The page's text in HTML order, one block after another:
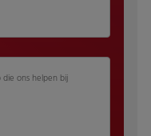
ons helpen bij